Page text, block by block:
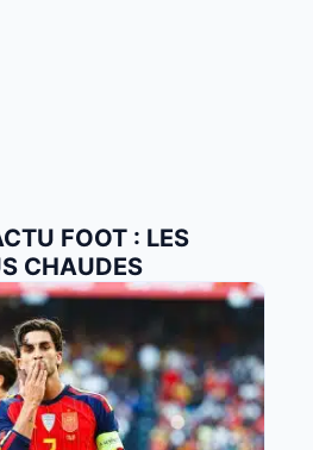
FOOT : LES
CHAUDES